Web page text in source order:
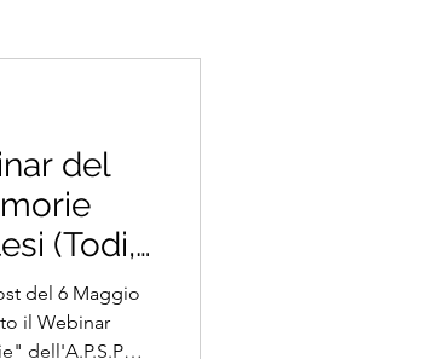
del
(Todi,
ed
del 6 Maggio
il Webinar
dell'A.P.S.P